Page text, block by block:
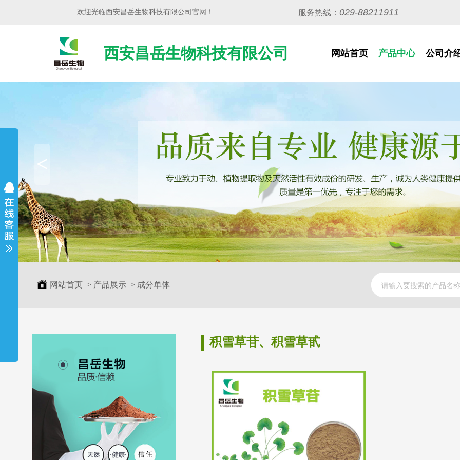
欢迎光临西安昌岳生物科技有限公司 官网！ 服务热线：029-88211911
西安昌岳生物科技有限公司 网站首页 产品中心 公司介
<
网站首页 > 产品展示 > 成分单体
积雪草苷、积雪草甙